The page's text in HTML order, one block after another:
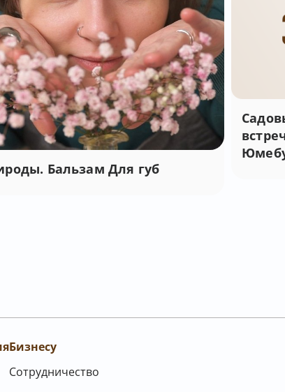
Бальзам Для губ
Бизнесу
Сотрудничество